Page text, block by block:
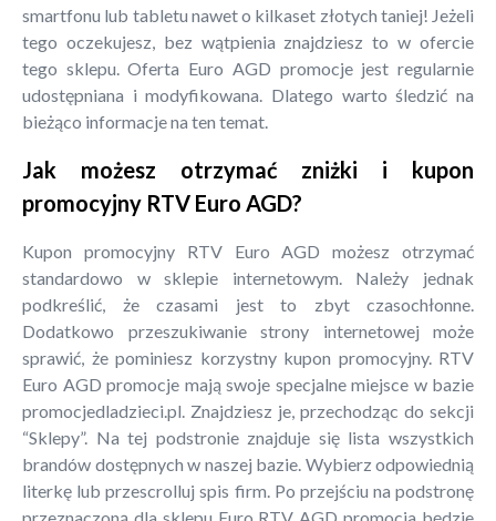
smartfonu lub tabletu nawet o kilkaset złotych taniej! Jeżeli
tego oczekujesz, bez wątpienia znajdziesz to w ofercie
tego sklepu. Oferta Euro AGD promocje jest regularnie
udostępniana i modyfikowana. Dlatego warto śledzić na
bieżąco informacje na ten temat.
Jak możesz otrzymać zniżki i kupon
promocyjny RTV Euro AGD?
Kupon promocyjny RTV Euro AGD możesz otrzymać
standardowo w sklepie internetowym. Należy jednak
podkreślić, że czasami jest to zbyt czasochłonne.
Dodatkowo przeszukiwanie strony internetowej może
sprawić, że pominiesz korzystny kupon promocyjny. RTV
Euro AGD promocje mają swoje specjalne miejsce w bazie
promocjedladzieci.pl. Znajdziesz je, przechodząc do sekcji
“Sklepy”. Na tej podstronie znajduje się lista wszystkich
brandów dostępnych w naszej bazie. Wybierz odpowiednią
literkę lub przescrolluj spis firm. Po przejściu na podstronę